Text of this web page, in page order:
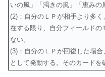
いの風」「渇きの風」「恵みの
(2)：自分のＬＰが相手より多
在する限り、自分フィールドの
ない。
(3)：自分のＬＰが回復した場
として発動する。そのカードを